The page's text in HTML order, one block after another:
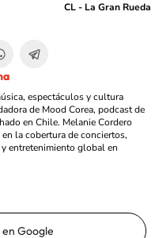
CL - La Gran Rueda
espectáculos y cultura
de Mood Corea, podcast de
en Chile. Melanie Cordero
la cobertura de conciertos,
entretenimiento global en
Google